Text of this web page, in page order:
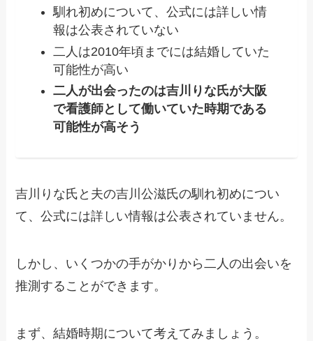
馴れ初めについて、公式には詳しい情
報は公表されていない
二人は2010年頃までには結婚していた
可能性が高い
二人が出会ったのは吉川りな氏が大阪
で看護師として働いていた時期である
可能性が高そう
吉川りな氏と夫の吉川公滋氏の馴れ初めについ
て、公式には詳しい情報は公表されていません。
しかし、いくつかの手がかりから二人の出会いを
推測することができます。
まず、結婚時期について考えてみましょう。